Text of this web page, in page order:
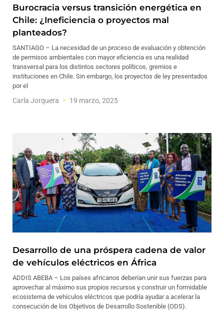
Burocracia versus transición energética en
Chile: ¿Ineficiencia o proyectos mal
planteados?
SANTIAGO – La necesidad de un proceso de evaluación y obtención
de permisos ambientales con mayor eficiencia es una realidad
transversal para los distintos sectores políticos, gremios e
instituciones en Chile. Sin embargo, los proyectos de ley presentados
por el
Carla Jorquera 19 marzo, 2025
Desarrollo de una próspera cadena de valor
de vehículos eléctricos en África
ADDIS ABEBA – Los países africanos deberían unir sus fuerzas para
aprovechar al máximo sus propios recursos y construir un formidable
ecosistema de vehículos eléctricos que podría ayudar a acelerar la
consecución de los Objetivos de Desarrollo Sostenible (ODS).